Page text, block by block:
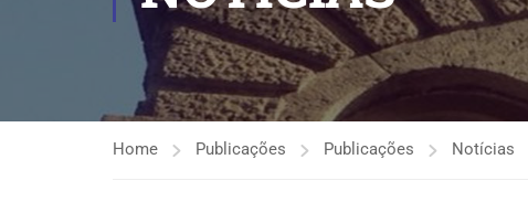
Home Publicações Publicações Notícias